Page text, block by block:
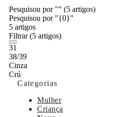
Pesquisou por "" (5 artigos)
Pesquisou por "{0}"
5 artigos
Filtrar(5 artigos)
31
38/39
Cinza
Crú
Categorias
Mulher
Criança